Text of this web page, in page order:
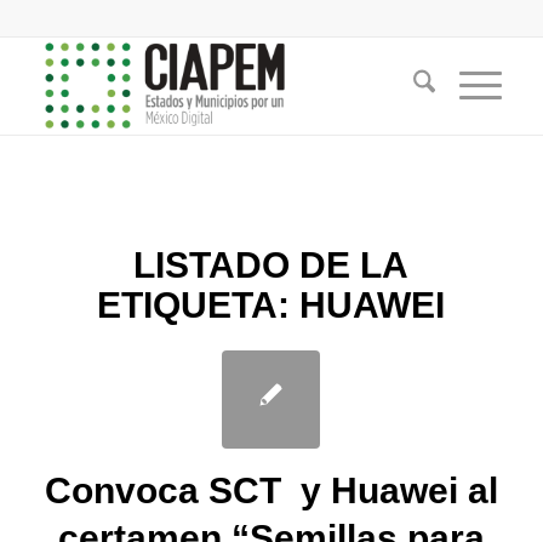
LISTADO DE LA
ETIQUETA: HUAWEI
Convoca SCT y Huawei al